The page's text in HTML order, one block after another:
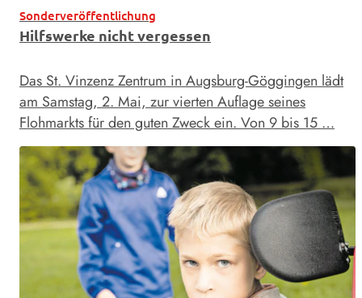
Sonderveröffentlichung
Hilfswerke nicht vergessen
Das St. Vinzenz Zentrum in Augsburg-Göggingen lädt
am Samstag, 2. Mai, zur vierten Auflage seines
Flohmarkts für den guten Zweck ein. Von 9 bis 15 …